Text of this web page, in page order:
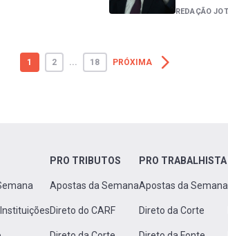
REDAÇÃO
1 2 ... 18 PRÓXIMA
PRO TRIBUTOS
Apostas da Semana
Direto do CARF
PRO TRABALHISTA
Apostas da Semana
Direto da Corte